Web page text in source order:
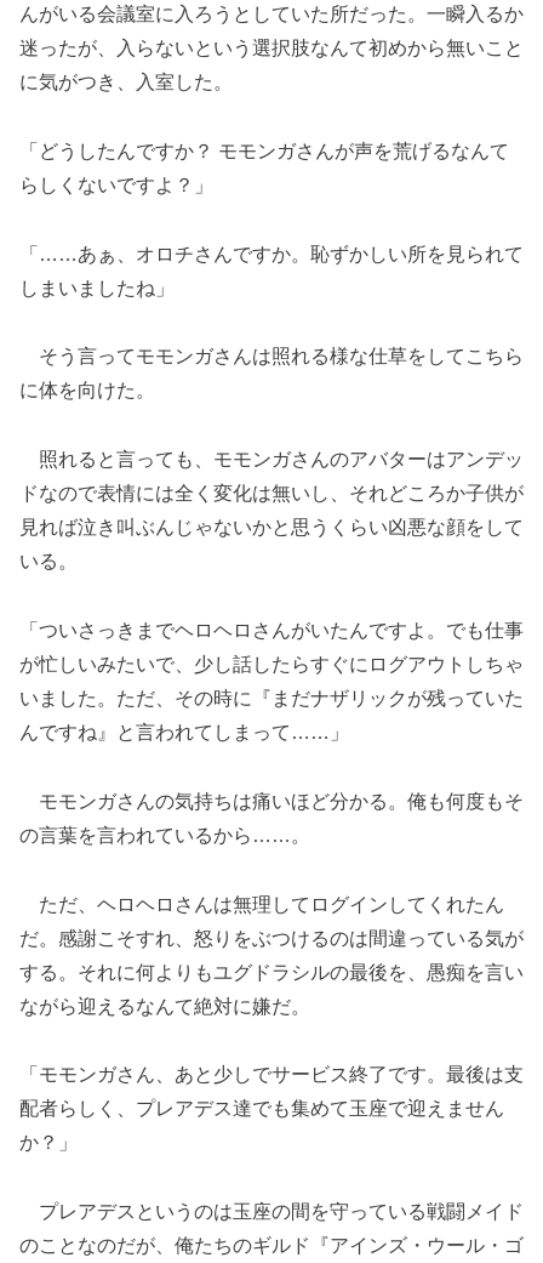
んがいる会議室に入ろうとしていた所だった。一瞬入るか
迷ったが、入らないという選択肢なんて初めから無いこと
に気がつき、入室した。
「どうしたんですか？ モモンガさんが声を荒げるなんて
らしくないですよ？」
「……あぁ、オロチさんですか。恥ずかしい所を見られて
しまいましたね」
そう言ってモモンガさんは照れる様な仕草をしてこちら
に体を向けた。
照れると言っても、モモンガさんのアバターはアンデッ
ドなので表情には全く変化は無いし、それどころか子供が
見れば泣き叫ぶんじゃないかと思うくらい凶悪な顔をして
いる。
「ついさっきまでヘロヘロさんがいたんですよ。でも仕事
が忙しいみたいで、少し話したらすぐにログアウトしちゃ
いました。ただ、その時に『まだナザリックが残っていた
んですね』と言われてしまって……」
モモンガさんの気持ちは痛いほど分かる。俺も何度もそ
の言葉を言われているから……。
ただ、ヘロヘロさんは無理してログインしてくれたん
だ。感謝こそすれ、怒りをぶつけるのは間違っている気が
する。それに何よりもユグドラシルの最後を、愚痴を言い
ながら迎えるなんて絶対に嫌だ。
「モモンガさん、あと少しでサービス終了です。最後は支
配者らしく、プレアデス達でも集めて玉座で迎えません
か？」
プレアデスというのは玉座の間を守っている戦闘メイド
のことなのだが、俺たちのギルド『アインズ・ウール・ゴ